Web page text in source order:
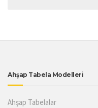
Ahşap Tabela Modelleri
Ahşap Tabelalar